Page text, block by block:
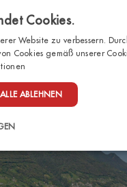
STELLPLÄTZE
Cookies.
Website zu verbessern.
Cookies gemäß unserer
ALLE ABLEHNEN